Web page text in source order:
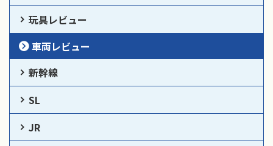
玩具レビュー
車両レビュー
新幹線
SL
JR